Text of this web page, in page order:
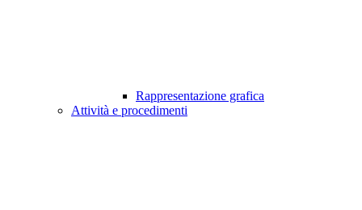
Rappresentazione grafica
Attività e procedimenti